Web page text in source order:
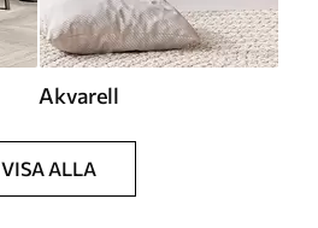
Akvarell
VISA ALLA